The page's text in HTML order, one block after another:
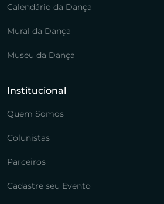
Calendário da Dança
Mural da Dança
Museu da Dança
Institucional
Quem Somos
Colunistas
Parceiros
Cadastre seu Evento